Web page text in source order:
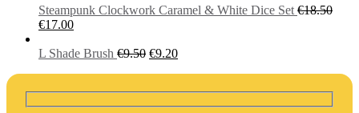
bola:
je:
Steampunk Clockwork Caramel & White Dice Set €18.50
Pôvodná
bola:
€17.00Aktuálna
je:
L Shade Brush €9.50 Pôvodná
€9.50.
€9.20Aktuálna
€9.20.